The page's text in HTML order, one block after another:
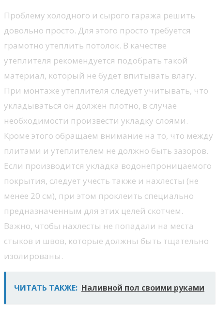
Проблему холодного и сырого гаража решить
довольно просто. Для этого просто требуется
грамотно утеплить потолок. В качестве
утеплителя рекомендуется подобрать такой
материал, который не будет впитывать влагу.
При монтаже утеплителя следует учитывать, что
укладываться он должен плотно, в случае
необходимости произвести укладку слоями.
Кроме этого обращаем внимание на то, что между
плитами и утеплителем не должно быть зазоров.
Если производится укладка водонепроницаемого
покрытия, следует учесть также и нахлесты (не
менее 20 см), при этом проклеить специально
предназначенным для этих целей скотчем.
Важно, чтобы нахлесты не попадали на места
стыков и швов, которые должны быть тщательно
изолированы.
ЧИТАТЬ ТАКЖЕ: Наливной пол своими руками